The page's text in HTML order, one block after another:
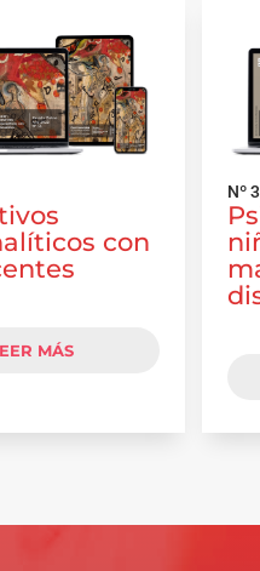
con
MÁS
Nº